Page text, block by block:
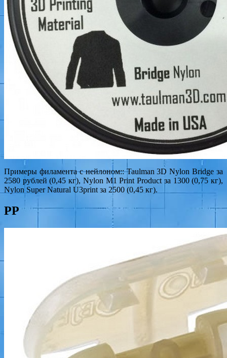
Примеры филамента с нейлоном:: Taulman 3D Nylon Bridge за
2580 рублей (0,45 кг), Nylon M1 Print Product за 1300 (0,75 кг),
Nylon Super Natural U3print за 2500 (0,45 кг).
PP